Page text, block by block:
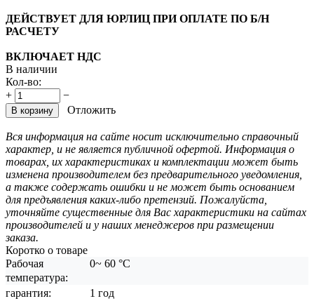
ДЕЙСТВУЕТ ДЛЯ ЮРЛИЦ ПРИ ОПЛАТЕ ПО Б/Н
РАСЧЕТУ
ВКЛЮЧАЕТ НДС
В наличии
Кол-во:
+
−
В корзину Отложить
Вся информация на сайте носит исключительно справочный
характер, и не является публичной офертой. Информация о
товарах, их характеристиках и комплектации может быть
изменена производителем без предварительного уведомления,
а также содержать ошибки и не может быть основанием
для предъявления каких-либо претензий. Пожалуйста,
уточняйте существенные для Вас характеристики на сайтах
производителей и у наших менеджеров при размещении
заказа.
Коротко о товаре
Рабочая
температура:
0~ 60 °C
гарантия:
1 год